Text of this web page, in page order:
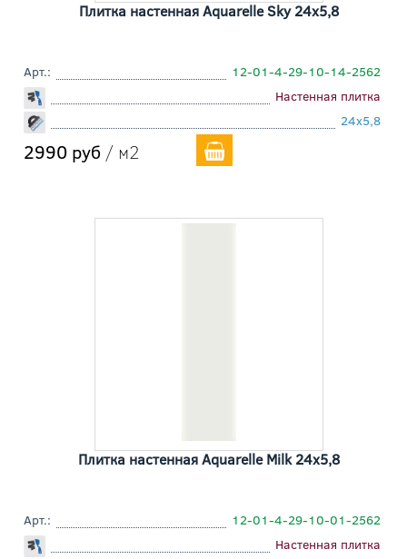
Плитка настенная Aquarelle Sky 24x5,8
Арт.:
12-01-4-29-10-14-2562
Настенная плитка
24x5,8
2990 руб / м2
Плитка настенная Aquarelle Milk 24x5,8
Арт.:
12-01-4-29-10-01-2562
Настенная плитка